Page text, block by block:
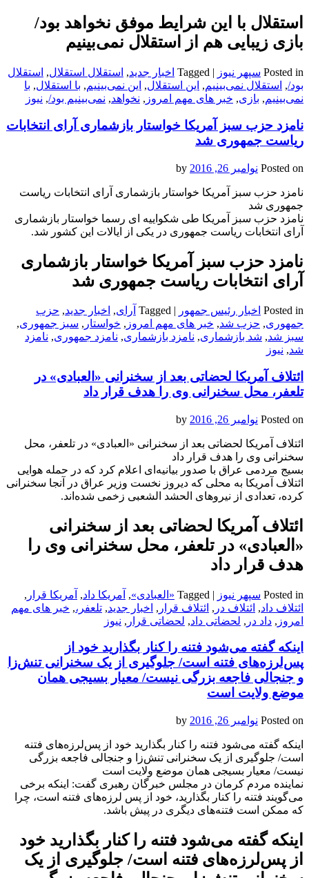
استقلال با این شرایط موفق نخواهد بود/
بازی زیبایی هم از استقلال نمی‌بینیم
Posted in سپهر نیوز |
Tagged اخبار جدید, استقلال استقلال, استقلال
بود/, استقلال نمی‌بینیم, این استقلال, این نمی‌بینیم, با استقلال, با
نمی‌بینیم, بازی, خبر های مهم امروز , نخواهد, نمی‌بینیم بود/, نیوز
نامزد حزب سبز آمریکا خواستار بازشماری آرای انتخابات
ریاست جمهوری شد
Posted on نوامبر 26, 2016
نامزد حزب سبز آمریکا خواستار بازشماری آرای انتخابات ریاست
جمهوری شد
نامزد حزب سبز آمریکا طی شکواییه ای رسما خواستار بازشماری
آرای انتخابات ریاست جمهوری در یکی از ایالات این کشور شد.
نامزد حزب سبز آمریکا خواستار بازشماری
آرای انتخابات ریاست جمهوری شد
Posted in اخبار رئیس جمهور Tagged آرای, اخبار جدید, حزب
جمهوری, حزب شد, خبر های مهم امروز , خواستار , سبز جمهوری,
سبز شد, شد بازشماری, نامزد بازشماری, نامزد جمهوری, نامزد
شد, نیوز
ائتلاف آمریکا لحضاتی بعد از سخنرانی «العبادی» در
تلعفر، محل سخنرانی‌ وی را هدف قرار داد
Posted on نوامبر 26, 2016
ائتلاف آمریکا لحضاتی بعد از سخنرانی «العبادی» در تلعفر، محل
سخنرانی‌ وی را هدف قرار داد
بسیج مردمی عراق با صدور بیانیه‌ای اعلام کرد که در حمله هوایی
ائتلاف آمریکا به محلی که دیروز نخست وزیر عراق در آنجا سخنرانی
کرده، تعدادی از نیروهای الحشد الشعبی زخمی شده‌اند.
ائتلاف آمریکا لحضاتی بعد از سخنرانی
«العبادی» در تلعفر، محل سخنرانی‌ وی را
هدف قرار داد
Posted in سپهر نیوز |
Tagged «العبادی», آمریکا داد, آمریکا قرار ,
ائتلاف داد, ائتلاف در , ائتلاف قرار , اخبار جدید, تلعفر،, خبر های مهم
امروز , داد در , لحضاتی داد, لحضاتی قرار , نیوز
اینکه گفته می‌‌‌‌شود فتنه را کنار بگذارید خود از
پس‌‌‌لرزه‌های فتنه است/ جلوگیری از یک سخنرانی تنش‌زا
و جنجالی فاجعه بزرگی نیست/ معیار بسیجی همان
موضع ولایت است
Posted on نوامبر 26, 2016
اینکه گفته می‌‌‌‌شود فتنه را کنار بگذارید خود از پس‌‌‌لرزه‌های فتنه
است/ جلوگیری از یک سخنرانی تنش‌زا و جنجالی فاجعه بزرگی
نیست/ معیار بسیجی همان موضع ولایت است
نماینده مردم کرمان در مجلس خبرگان رهبری گفت: اینکه برخی
می‌گویند فتنه را کنار بگذارید، خود از پس لرزه‌های فتنه است، چرا
که ممکن است فتنه‌های دیگری در پیش باشد.
اینکه گفته می‌‌‌‌شود فتنه را کنار بگذارید خود
از پس‌‌‌لرزه‌های فتنه است/ جلوگیری از یک